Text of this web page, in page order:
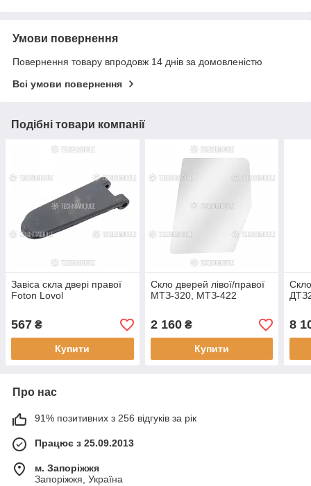
Умови повернення
Повернення товару впродовж 14 днів за домовленістю
Всі умови повернення
Подібні товари компанії
Завіса скла двері правої
Foton Lovol
567 ₴
Купити
Скло дверей лівої/правої
МТЗ-320, МТЗ-422
2 160₴
Купити
8
Про нас
91% позитивних з 256 відгуків за рік
Працює з 25.09.2013
м. Запоріжжя
Запоріжжя, Україна